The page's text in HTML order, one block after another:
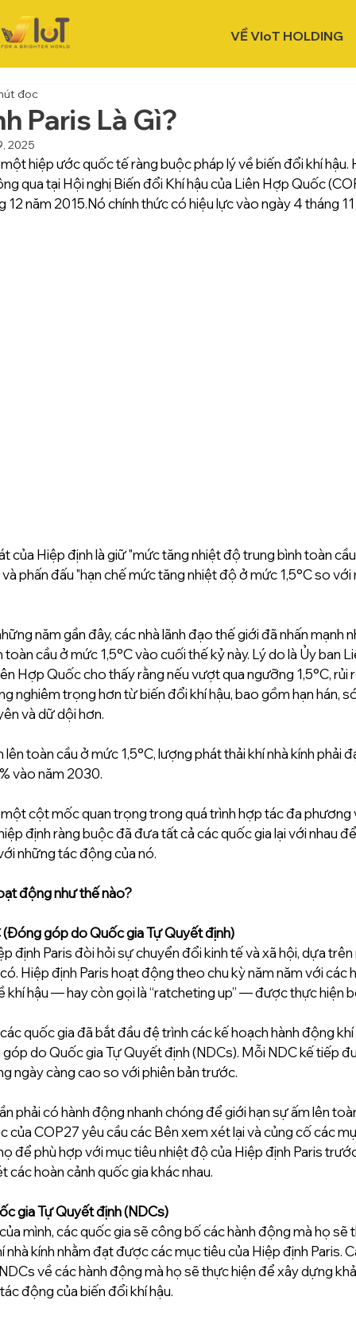
VỀ VIoT HOLDING
Paris Là Gì?
đọc
2025
hiệp ước quốc tế ràng buộc pháp lý về biến đổi khí hậu.
qua tại Hội nghị Biến đổi Khí hậu của Liên Hợp Quốc
12 năm 2015.Nó chính thức có hiệu lực vào ngày 4 tháng
của Hiệp định là giữ "mức tăng nhiệt độ trung bình toàn
phấn đấu "hạn chế mức tăng nhiệt độ ở mức 1,5°C so
năm gần đây, các nhà lãnh đạo thế giới đã nhấn mạnh
toàn cầu ở mức 1,5°C vào cuối thế kỷ này. Lý do là Ủy ban
Hợp Quốc cho thấy rằng nếu vượt qua ngưỡng 1,5°C, rủi
nghiêm trọng hơn từ biến đổi khí hậu, bao gồm hạn hán,
và dữ dội hơn.
toàn cầu ở mức 1,5°C, lượng phát thải khí nhà kính phải
vào năm 2030.
một cột mốc quan trọng trong quá trình hợp tác đa phương
định ràng buộc đã đưa tất cả các quốc gia lại với nhau
những tác động của nó.
động như thế nào?
(Đóng góp do Quốc gia Tự Quyết định)
định Paris đòi hỏi sự chuyển đổi kinh tế và xã hội, dựa
Hiệp định Paris hoạt động theo chu kỳ năm năm với các
khí hậu — hay còn gọi là “ratcheting up” — được thực hiện
quốc gia đã bắt đầu đệ trình các kế hoạch hành động
do Quốc gia Tự Quyết định (NDCs). Mỗi NDC kế tiếp
ngày càng cao so với phiên bản trước.
của COP27 yêu cầu các Bên xem xét lại và củng cố các
để phù hợp với mục tiêu nhiệt độ của Hiệp định Paris
các hoàn cảnh quốc gia khác nhau.
gia Tự Quyết định (NDCs)
mình, các quốc gia sẽ công bố các hành động mà họ sẽ
nhà kính nhằm đạt được các mục tiêu của Hiệp định Paris.
về các hành động mà họ sẽ thực hiện để xây dựng
động của biến đổi khí hậu.